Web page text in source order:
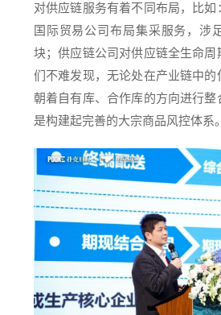
对供应链服务有着不同布局，比如
国际贸易公司布局集采服务，涉
块；供应链公司对供应链全生命
们不难发现，无论处在产业链中的
朝着自有库、合作库的方向进行
是构建起完善的大宗商品风控体系。